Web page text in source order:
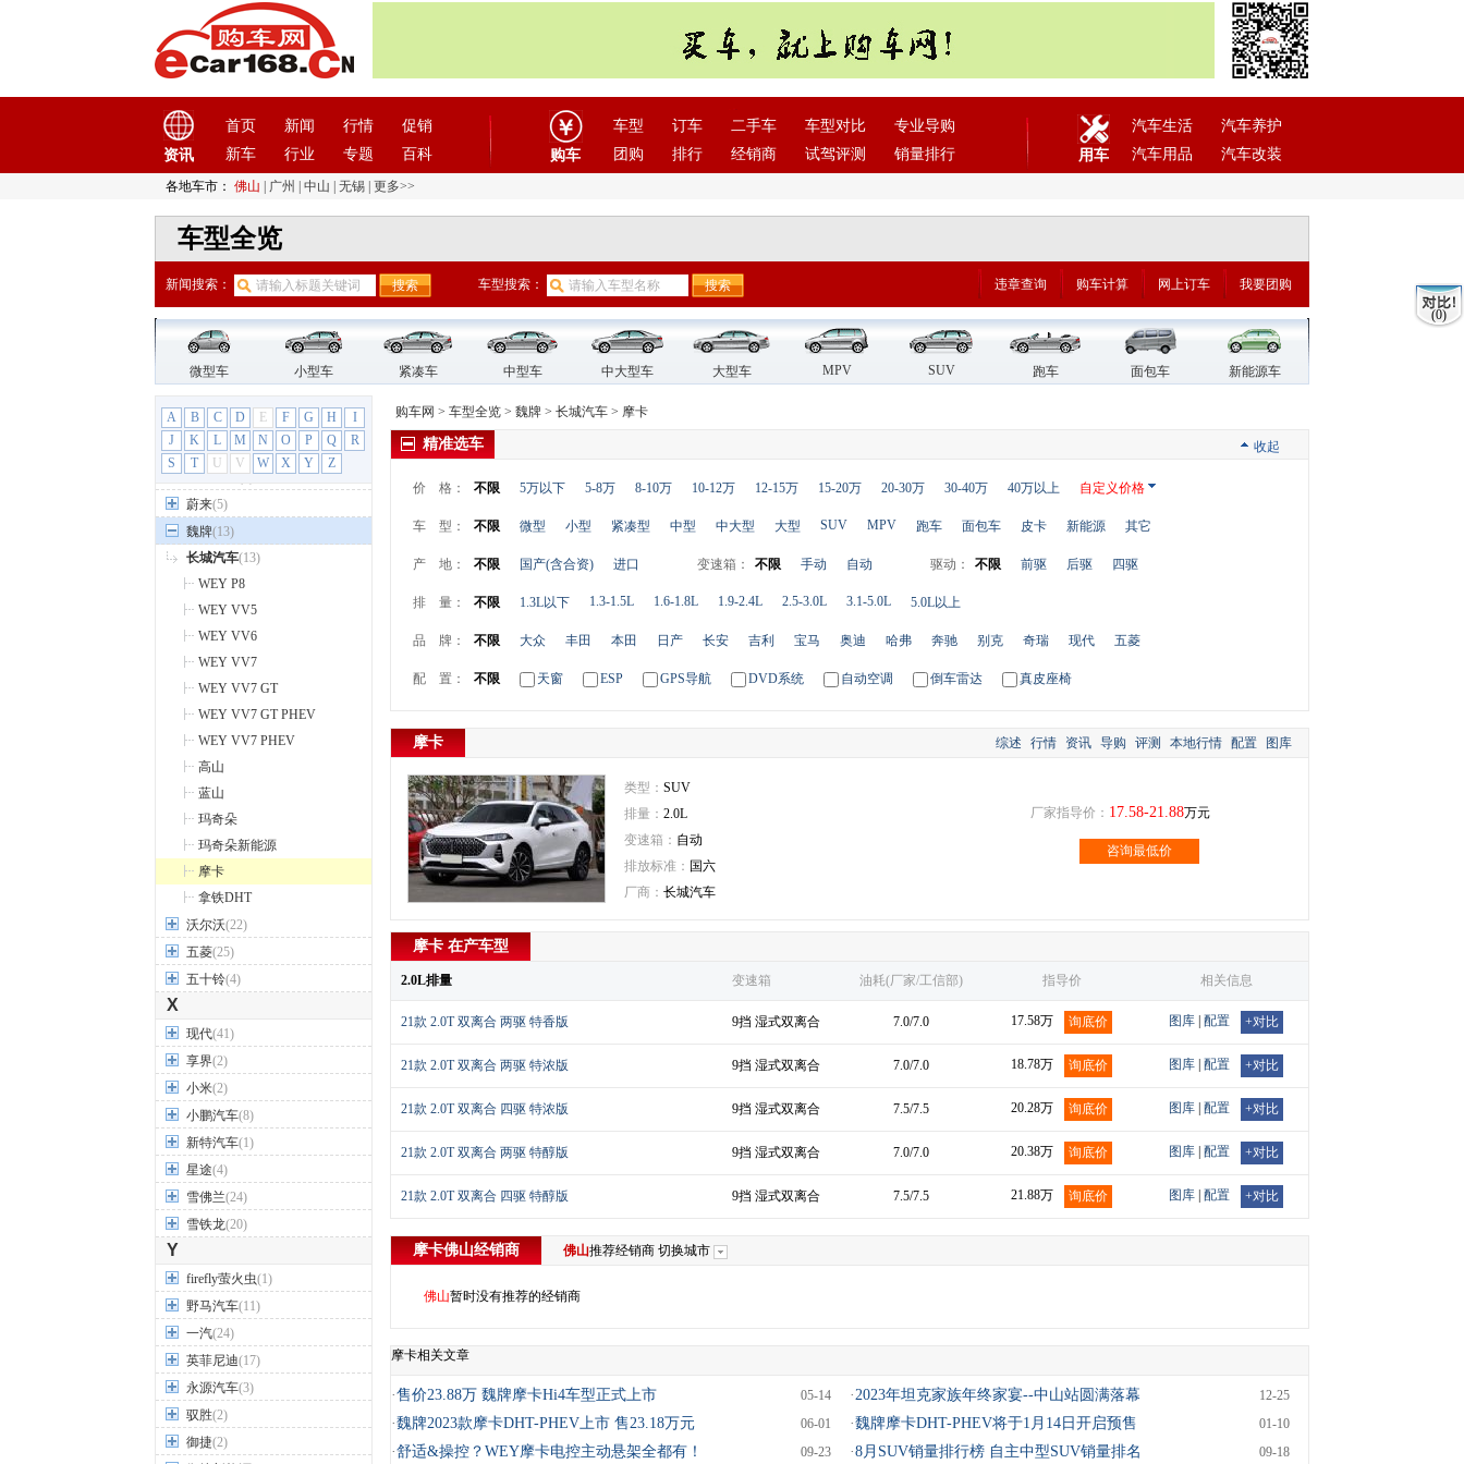
资讯
首页 新闻 行情
促销
新车
行业 专题 百科 购车
车型 订车 二手车 车型对比
专业导购
团购
排行 经销商 试驾评测 销量排行 用车
汽车生活
汽车养护
汽车用品
汽车改装
各地车市： 佛山 广州 中山 无锡 更多>>
车型全览
新闻搜索： 车型搜索： 违章查询 购车计算 网上订车 我要团购
微型车 小型车 紧凑车 中型车 中大型车 大型车 MPV SUV 跑车 面包车 新能源车
A B C D E F G H
I
J
K L M N O P Q
R
S
T U V W X Y Z
深蓝汽车(2)
世爵 (1)
双环汽车(2)
双龙(9)
思皓
(9)
思铭
(3)
斯巴鲁(7)
TESLA特斯拉(4)
坦克(2)
天际汽车
天美汽车
威麟 (4)
威马汽车(3)
潍柴汽车(4)
蔚来(5)
魏牌(13)
长城汽车(13)
WEY P8
WEY VV5
WEY VV6
WEY VV7
WEY VV7 GT
WEY VV7 GT PHEV
WEY VV7 PHEV
高山
蓝山
玛奇朵
玛奇朵新能源
摩卡
拿铁DHT
沃尔沃(22)
五菱(25)
五十铃(4)
X
现代(41)
享界(2)
小米(2)
小鹏汽车(8)
新特汽车(1)
星途(4)
雪佛兰(24)
雪铁龙(20)
Y
firefly萤火虫(1)
野马汽车(11)
一汽(24)
英菲尼迪(17)
永源汽车(3)
驭胜(2)
御捷(2)
购车网 > 车型全览 > 魏牌 > 长城汽车 > 摩卡
精准选车 收起
价 格： 不限 5万以下 5-8万 8-10万 10-12万 12-15万 15-20万 20-30万 30-40万 40万以上 自定义价格
车 型： 不限 微型 小型 紧凑型 中型 中大型 大型 SUV MPV 跑车 面包车 皮卡 新能源 其它
产 地： 不限 国产(含合资) 进口 变速箱： 不限 手动 自动 驱动： 不限 前驱 后驱 四驱
排 量： 不限 1.3L以下 1.3-1.5L 1.6-1.8L 1.9-2.4L 2.5-3.0L 3.1-5.0L 5.0L以上
品 牌： 不限 大众 丰田 本田 日产 长安 吉利 宝马 奥迪 哈弗 奔驰 别克 奇瑞 现代 五菱
配 置： 不限 天窗 ESP GPS导航 DVD系统 自动空调 倒车雷达 真皮座椅
摩卡 综述 行情 资讯 导购 评测 本地行情 配置 图库
类型： SUV
排量： 2.0L
变速箱： 自动
排放标准： 国六
厂商： 长城汽车
厂家指导价： 17.58-21.88万元
咨询最低价
摩卡 在产车型
2.0L排量 变速箱 油耗(厂家/工信部) 指导价 相关信息
21款 2.0T 双离合 两驱 特香版 9挡 湿式双离合 7.0/7.0 17.58万 询底价 图库 配置 +对比
21款 2.0T 双离合 两驱 特浓版 9挡 湿式双离合 7.0/7.0 18.78万 询底价 图库 配置 +对比
21款 2.0T 双离合 四驱 特浓版 9挡 湿式双离合 7.5/7.5 20.28万 询底价 图库 配置 +对比
21款 2.0T 双离合 两驱 特醇版 9挡 湿式双离合 7.0/7.0 20.38万 询底价 图库 配置 +对比
21款 2.0T 双离合 四驱 特醇版 9挡 湿式双离合 7.5/7.5 21.88万 询底价 图库 配置 +对比
摩卡佛山经销商 佛山推荐经销商 切换城市
佛山暂时没有推荐的经销商
摩卡相关文章
·售价23.88万 魏牌摩卡Hi4车型正式上市 05-14 ·2023年坦克家族年终家宴--中山站圆满落幕 12-25
·魏牌2023款摩卡DHT-PHEV上市 售23.18万元 06-01 ·魏牌摩卡DHT-PHEV将于1月14日开启预售 01-10
·舒适&操控？WEY摩卡电控主动悬架全都有！ 09-23 ·8月SUV销量排行榜 自主中型SUV销量排名 09-18
(0)